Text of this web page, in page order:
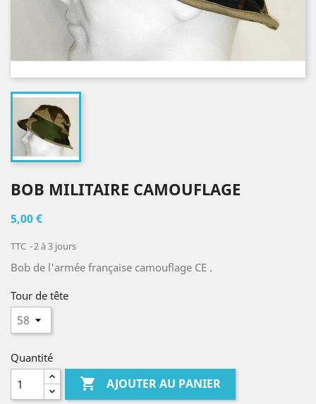
BOB MILITAIRE CAMOUFLAGE
5,00 €
TTC 2 à 3 jours
Bob de l'armée française camouflage CE .
Tour de tête
Quantité
 AJOUTER AU PANIER